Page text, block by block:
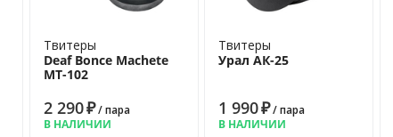
Твитеры
Deaf Bonce Machete
MT-102
2 290₽/ пара
В НАЛИЧИИ
Твитеры
Урал АК-25
1 990₽/ пара
В НАЛИЧИИ